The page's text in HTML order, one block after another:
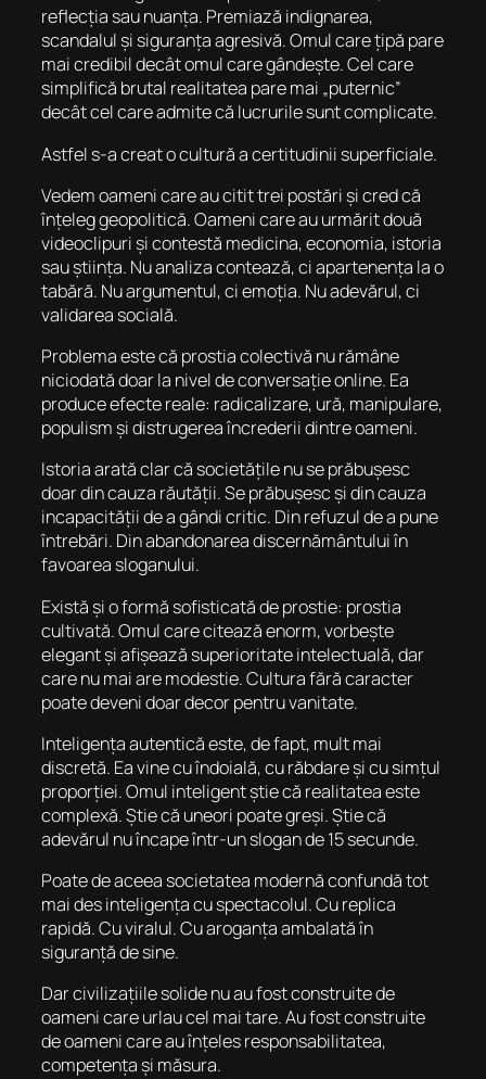
reflecția sau nuanța. Premiază indignarea,
scandalul și siguranța agresivă. Omul care țipă pare
mai credibil decât omul care gândește. Cel care
simplifică brutal realitatea pare mai „puternic”
decât cel care admite că lucrurile sunt complicate.
Astfel s-a creat o cultură a certitudinii superficiale.
Vedem oameni care au citit trei postări și cred că
înțeleg geopolitică. Oameni care au urmărit două
videoclipuri și contestă medicina, economia, istoria
sau știința. Nu analiza contează, ci apartenența la o
tabără. Nu argumentul, ci emoția. Nu adevărul, ci
validarea socială.
Problema este că prostia colectivă nu rămâne
niciodată doar la nivel de conversație online. Ea
produce efecte reale: radicalizare, ură, manipulare,
populism și distrugerea încrederii dintre oameni.
Istoria arată clar că societățile nu se prăbușesc
doar din cauza răutății. Se prăbușesc și din cauza
incapacității de a gândi critic. Din refuzul de a pune
întrebări. Din abandonarea discernământului în
favoarea sloganului.
Există și o formă sofisticată de prostie: prostia
cultivată. Omul care citează enorm, vorbește
elegant și afișează superioritate intelectuală, dar
care nu mai are modestie. Cultura fără caracter
poate deveni doar decor pentru vanitate.
Inteligența autentică este, de fapt, mult mai
discretă. Ea vine cu îndoială, cu răbdare și cu simțul
proporției. Omul inteligent știe că realitatea este
complexă. Știe că uneori poate greși. Știe că
adevărul nu încape într-un slogan de 15 secunde.
Poate de aceea societatea modernă confundă tot
mai des inteligența cu spectacolul. Cu replica
rapidă. Cu viralul. Cu aroganța ambalată în
siguranță de sine.
Dar civilizațiile solide nu au fost construite de
oameni care urlau cel mai tare. Au fost construite
de oameni care au înțeles responsabilitatea,
competența și măsura.